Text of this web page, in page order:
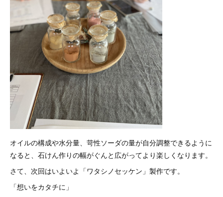
オイルの構成や水分量、苛性ソーダの量が自分調整できるように
なると、石けん作りの幅がぐんと広がってより楽しくなります。
さて、次回はいよいよ「ワタシノセッケン」製作です。
「想いをカタチに」